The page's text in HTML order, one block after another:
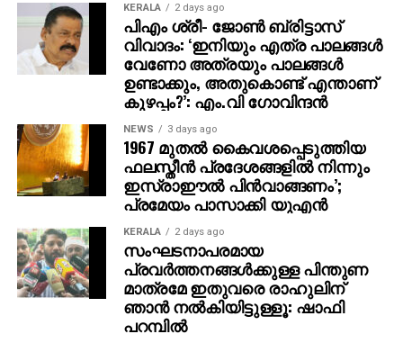
എക്സ്ട്രാ വിര്‍ജിന്‍ ഒലിവ് ഓയില്‍ മോണോ
അണ്‍സാച്ചുറേറ്റഡ് ഫാറ്റും പോളിഫിനോളുകളും
ഇതില്‍ ധാരാളമാണ്. മോശം കൊളസ്ട്രോള്‍ (LDL)
കുറയ്ക്കാനും ഓക്സിഡേറ്റീവ് സ്ട്രെസ് കുറയ്ക്കാനും
രക്തക്കുഴലുകളെ സംരക്ഷിക്കാനും ഇത്
സഹായിക്കുന്നു. അവൊക്കാഡോ ഒലെയിക് ആസിഡ്,
നാരുകള്‍, പൊട്ടാസ്യം, ഫോളേറ്റ്, വിറ്റാമിന്‍ ഇ
എന്നിവയാല്‍ സമ്പന്നമായ അവൊക്കാഡോ
കൊളസ്ട്രോളും രക്തസമ്മര്‍ദവും നിയന്ത്രിക്കാന്‍
സഹായിക്കുന്നു.
പ്ലാന്റ് ബേസ്ഡ് ഒമേഗ3 (ALA), പോളി
അണ്‍സാച്ചുറേറ്റഡ് ഫാറ്റ്, ആന്റിഓക്സിഡന്റുകള്‍
എന്നിവ ധാരാളമുള്ള വാല്‍നട്ട്സ് മൊത്തം
കൊളസ്ട്രോളും LDL ഉം കുറയ്ക്കുകയും ഹൃദയാഘാത
സാധ്യത കുറയ്ക്കുകയും ചെയ്യുന്നു.
KERALA 2 days ago
പിഎം ശ്രീ- ജോണ്‍ ബ്രിട്ടാസ്
വിവാദം: ‘ഇനിയും എത്ര പാലങ്ങള്‍
വേണോ അത്രയും പാലങ്ങള്‍
ഉണ്ടാക്കും, അതുകൊണ്ട് എന്താണ്
കുഴപ്പം?’: എം.വി ഗോവിന്ദന്‍
NEWS 3 days ago
1967 മുതല്‍ കൈവശപ്പെടുത്തിയ
ഫലസ്തീന്‍ പ്രദേശങ്ങളില്‍ നിന്നും
ഇസ്രാഈല്‍ പിന്‍വാങ്ങണം’;
പ്രമേയം പാസാക്കി യുഎന്‍
KERALA 2 days ago
സംഘടനാപരമായ
പ്രവര്‍ത്തനങ്ങള്‍ക്കുള്ള പിന്തുണ
മാത്രമേ ഇതുവരെ രാഹുലിന്
ഞാന്‍ നല്‍കിയിട്ടുള്ളൂ: ഷാഫി
പറമ്പില്‍